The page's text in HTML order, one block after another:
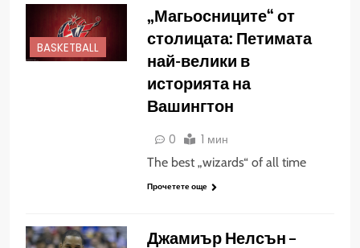
BASKETBALL
„Магьосниците“ от
столицата: Петимата
най-велики в
историята на
Вашингтон
0 1 мин
The best „wizards“ of all time
Прочетете още
Джамиър Нелсън –